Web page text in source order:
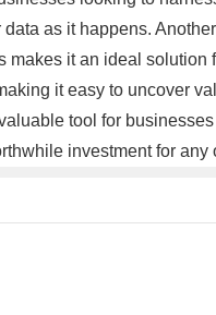
as it happens.
it an ideal solution
it easy to uncover
tool for
investment for any